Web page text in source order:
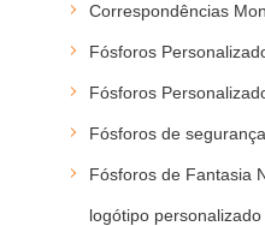
Correspondências
Fósforos
Fósforos
Fósforos de
Fósforos de Fantasia
logótipo personalizado